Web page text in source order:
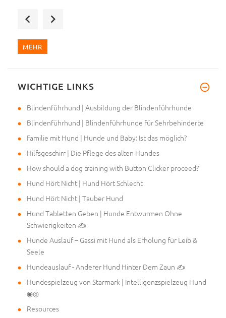
Hallo, wir haben ein neues Ges
MEHR
WICHTIGE LINKS
Blindenführhund | Ausbildung der Blindenführhunde
Blindenführhund | Blindenführhunde für Sehrbehinderte
Familie mit Hund | Hunde und Baby: Ist das möglich?
Hilfsgeschirr | Die Pflege des alten Hundes
How should a dog training with Button Clicker proceed?
Hund Hört Nicht | Hund Hört Schlecht
Hund Hört Nicht | Tauber Hund
Hund Tabletten Geben | Hunde Entwurmen Ohne
Schwierigkeiten ✍
Hunde Auslauf – Gassi mit Hund als Erholung für Leib &
Seele
Hundeauslauf - Anderer Hund Hinter Dem Zaun ✍
Hundespielzeug von Starmark | Intelligenzspielzeug Hund
◉◎
Resources